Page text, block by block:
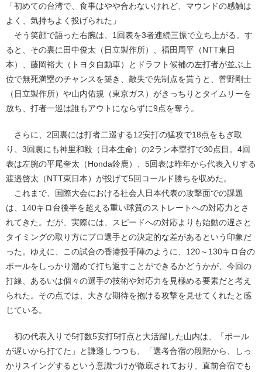
「初めての台湾で、食事はやや合わないけれど、マウンドの感触は
よく、気持ちよく投げられた」
そう笑顔で語った右腕は、1回表を3者連続三振で立ち上がる。す
ると、その裏に田中俊太（日立製作所）、福田周平（NTT東日
本）、藤岡裕大（トヨタ自動車）とドラフト候補の左打者が並ぶ上
位で無死満塁のチャンスを築き、敵失で先制点を貰うと、菅野剛士
（日立製作所）や山内佑規（東京ガス）がきっちりとタイムリーを
放ち、打者一巡は誰もアウトにならずに9点を奪う。
さらに、2回裏には打者二巡する12安打の猛攻で18点をもぎ取
り、3回裏にも神里和毅（日本生命）の2ラン本塁打で30点目。4回
表は左腕の平尾奎太（Honda鈴鹿）、5回表は昨年から代表入りする
渡邉啓太（NTT東日本）が投げて5回コールド勝ちを収めた。
これまで、国際大会における社会人日本代表の攻撃面での課題
は、140キロ台後半を超える重い球質のストレートへの対応力とさ
れてきた。だが、実際には、スピードへの対応よりも始動の遅さと
タイミングの取り方にプロ選手との決定的な差があるという印象だ
った。ゆえに、この試合の香港投手陣のように、120～130キロ台の
ボールをしっかり溜めて打ち返すことができるかどうかが、今回の
打線、あるいは個々の選手の技術や対応力を見極める要素だと考え
られた。その点では、大きな期待を抱ける攻撃を見せてくれたと感
じている。
初の代表入りで5打数5安打5打点と大活躍した山内は、「ボール
が遅いから打てた」と謙遜しつつも、「選考合宿の段階から、しっ
かりスイングするという意識づけが徹底されており、直前合宿でも